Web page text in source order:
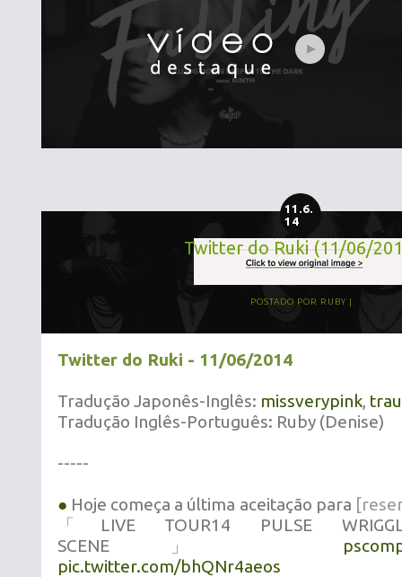
11.6.
14
Twitter do Ruki (11/06/
POSTADO POR RUBY
Twitter do Ruki - 11/06/2014
Tradução Japonês-Inglês: missverypink,
Tradução Inglês-Português: Ruby (Denise)
-----
● Hoje começa a última aceitação para
「LIVE TOUR14 PULSE
SCENE」
pic.twitter.com/bhQNr4aeos